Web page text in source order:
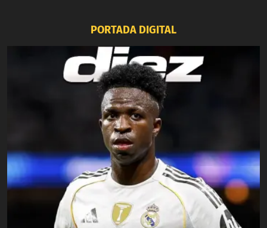
PORTADA DIGITAL